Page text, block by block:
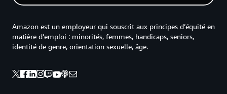
Amazon est un employeur qui souscrit aux principes d’équité en
matière d’emploi : minorités, femmes, handicaps, seniors,
identité de genre, orientation sexuelle, âge.